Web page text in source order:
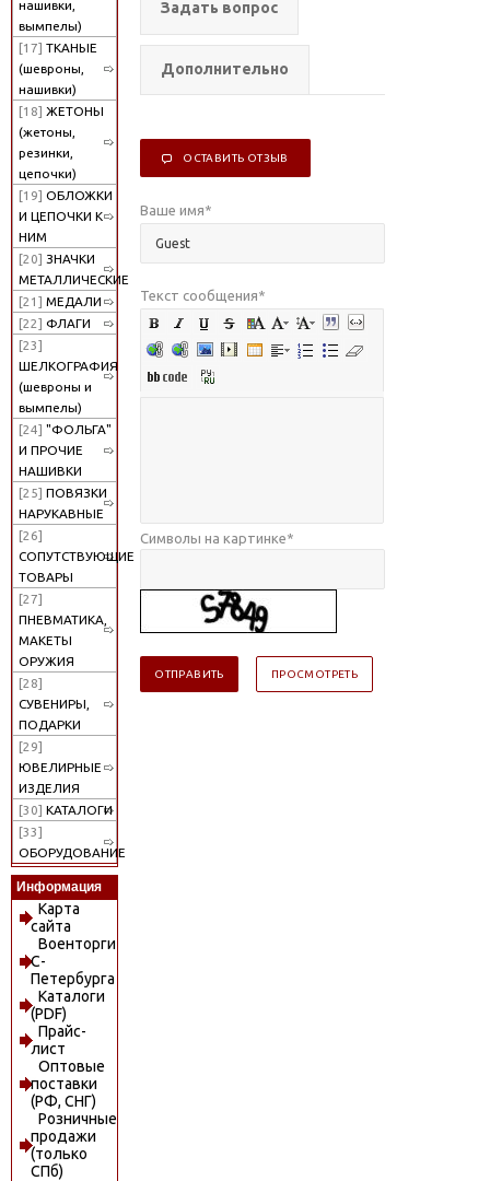
нашивки,
вымпелы)
[17] ТКАНЫЕ
(шевроны,
нашивки)
[18] ЖЕТОНЫ
(жетоны,
резинки,
цепочки)
[19] ОБЛОЖКИ
И ЦЕПОЧКИ К
НИМ
[20] ЗНАЧКИ
МЕТАЛЛИЧЕСКИЕ
[21] МЕДАЛИ
[22] ФЛАГИ
[23]
ШЕЛКОГРАФИЯ
(шевроны и
вымпелы)
[24] "ФОЛЬГА"
И ПРОЧИЕ
НАШИВКИ
[25] ПОВЯЗКИ
НАРУКАВНЫЕ
[26]
СОПУТСТВУЮЩИЕ
ТОВАРЫ
[27]
ПНЕВМАТИКА,
МАКЕТЫ
ОРУЖИЯ
[28]
СУВЕНИРЫ,
ПОДАРКИ
[29]
ЮВЕЛИРНЫЕ
ИЗДЕЛИЯ
[30] КАТАЛОГИ
[33]
ОБОРУДОВАНИЕ
Информация
Карта
сайта
Военторги
С-
Петербурга
Каталоги
(PDF)
Прайс-
лист
Оптовые
поставки
(РФ, СНГ)
Розничные
продажи
(только
СПб)
Задать вопрос
Дополнительно
ОСТАВИТЬ ОТЗЫВ
Ваше имя*
Текст сообщения*
Символы на картинке*